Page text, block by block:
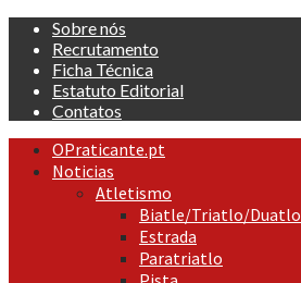
Skip
content
Sobre nós
Recrutamento
Ficha Técnica
Estatuto Editorial
Contatos
Primary
Menu
OPraticante.pt
Noticias
Atletismo
Biatle/Triatlo/Duatlo
Estrada
Paratriatlo